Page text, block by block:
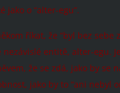
jako o “alter-egu”.
říkat, že “byl bez sebe
nezávislé entitě, alter-egu.
že se zdá, jako by se
jako by to “ani nebyl